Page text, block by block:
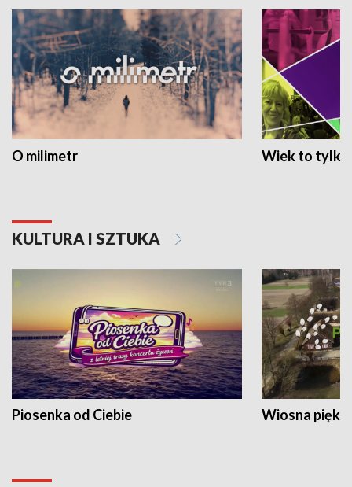
O milimetr Wiek to tylko
KULTURA I SZTUKA
Piosenka od Ciebie Wiosna